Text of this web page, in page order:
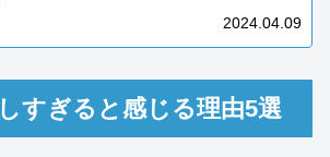
2024.04.09
すぎると感じる理由5選